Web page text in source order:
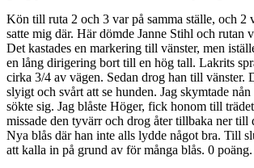
Kön till ruta 2 och 3 var på samma ställe, och 2
satte mig där. Här dömde Janne Stihl och rutan
Det kastades en markering till vänster, men
en lång dirigering bort till en hög tall. Lakrits
cirka 3/4 av vägen. Sedan drog han till vänster.
slyigt och svårt att se hunden. Jag skymtade
sökte sig. Jag blåste Höger, fick honom till
missade den tyvärr och drog åter tillbaka ner till
Nya blås där han inte alls lydde något bra. Till
att kalla in på grund av för många blås. 0 poäng.